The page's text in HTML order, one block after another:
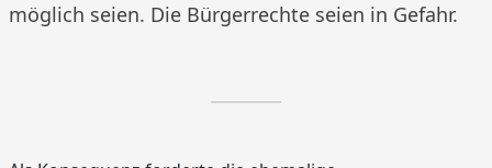
möglich seien. Die Bürgerrechte seien in Gefahr.